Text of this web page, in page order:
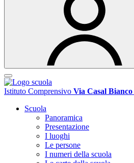
Istituto Comprensivo Via Casal Bianco
Scuola
Panoramica
Presentazione
I luoghi
Le persone
I numeri della scuola